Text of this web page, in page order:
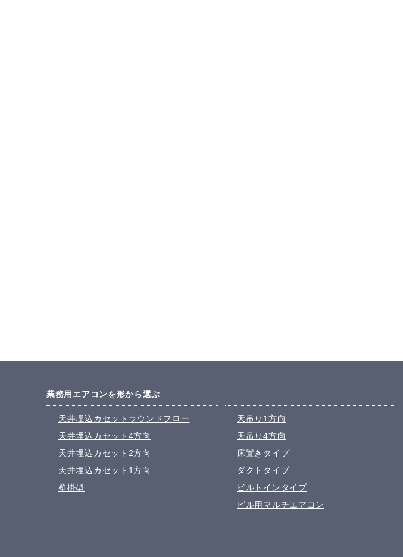
業務用エアコンを形から選ぶ
天井埋込カセットラウンドフロー
天井埋込カセット4方向
天井埋込カセット2方向
天井埋込カセット1方向
壁掛型
天吊り1方向
天吊り4方向
床置きタイプ
ダクトタイプ
ビルトインタイプ
ビル用マルチエアコン